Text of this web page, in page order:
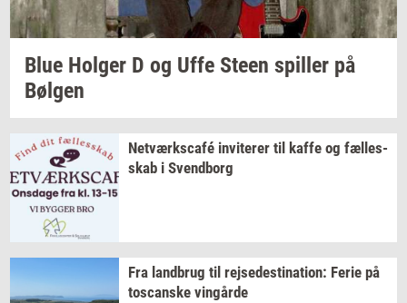
Blue Hol­ger D og Uffe Steen spil­ler på
Bøl­gen
Netværkscafé in­vi­te­rer til kaffe og fæl­les­
skab i Svend­borg
Fra land­brug til rej­se­desti­na­tion: Ferie på
toscan­ske vin­går­de